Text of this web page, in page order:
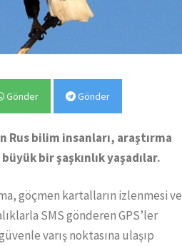
Gönder Gönder
Rus bilim insanları, araştırma
bir şaşkınlık yaşadılar.
göçmen kartalların izlenmesi ve
SMS gönderen GPS’ler
varış noktasına ulaşıp